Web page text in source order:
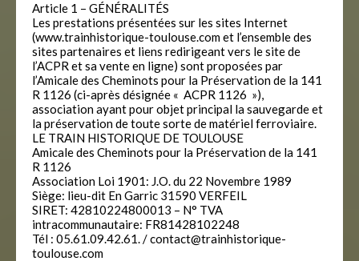
Article 1 – GÉNÉRALITÉS
Les prestations présentées sur les sites Internet
(www.trainhistorique-toulouse.com et l’ensemble des
sites partenaires et liens redirigeant vers le site de
l’ACPR et sa vente en ligne) sont proposées par
l’Amicale des Cheminots pour la Préservation de la 141
R 1126 (ci-après désignée « ACPR 1126 »),
association ayant pour objet principal la sauvegarde et
la préservation de toute sorte de matériel ferroviaire.
LE TRAIN HISTORIQUE DE TOULOUSE
Amicale des Cheminots pour la Préservation de la 141
R 1126
Association Loi 1901: J.O. du 22 Novembre 1989
Siège: lieu-dit En Garric 31590 VERFEIL
SIRET: 42810224800013 – N° TVA
intracommunautaire: FR81428102248
Tél : 05.61.09.42.61. / contact@trainhistorique-
toulouse.com